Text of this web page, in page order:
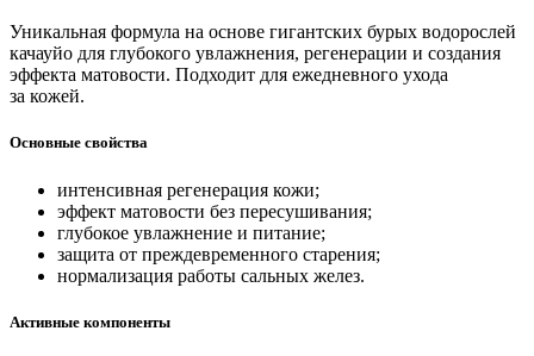
Уникальная формула на основе гигантских бурых водорослей
качауйо для глубокого увлажнения, регенерации и создания
эффекта матовости. Подходит для ежедневного ухода
за кожей.
Основные свойства
интенсивная регенерация кожи;
эффект матовости без пересушивания;
глубокое увлажнение и питание;
защита от преждевременного старения;
нормализация работы сальных желез.
Активные компоненты